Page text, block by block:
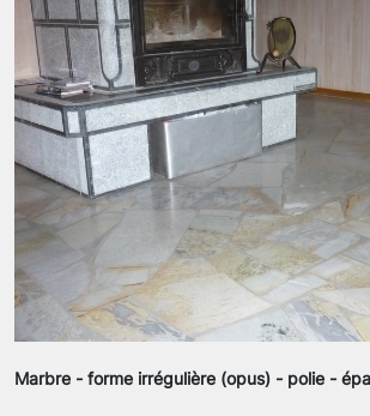
Marbre - forme irrégulière (opus) - polie -